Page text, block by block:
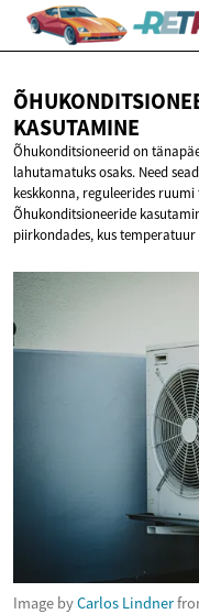
KASUTAMINE
Õhukonditsioneerid on
lahutamatuks osaks. Need
keskkonna, reguleerides
Õhukonditsioneeride
piirkondades, kus
Image byCarlos Lindner